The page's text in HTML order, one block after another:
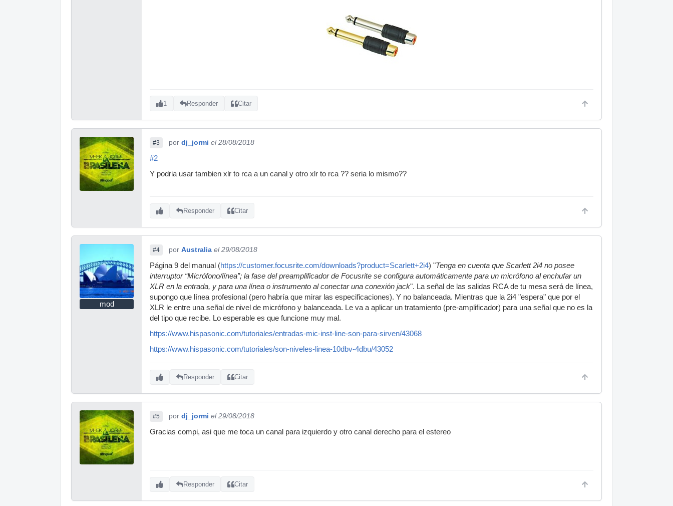
1 Responder Citar
#3 por dj_jormi el 28/08/2018
#2
Y podria usar tambien xlr to rca a un canal y otro xlr to rca ?? seria lo mismo??
Responder Citar
mod
#4 por Australia el 29/08/2018
Página 9 del manual (https://customer.focusrite.com/downloads?product=Scarlett+2i4) "Tenga en cuenta que Scarlett 2i4 no posee
interruptor “Micrófono/línea”; la fase del preamplificador de Focusrite se configura automáticamente para un micrófono al enchufar un
XLR en la entrada, y para una línea o instrumento al conectar una conexión jack". La señal de las salidas RCA de tu mesa será de línea,
supongo que línea profesional (pero habría que mirar las especificaciones). Y no balanceada. Mientras que la 2i4 "espera" que por el
XLR le entre una señal de nivel de micrófono y balanceada. Le va a aplicar un tratamiento (pre-amplificador) para una señal que no es la
del tipo que recibe. Lo esperable es que funcione muy mal.
https://www.hispasonic.com/tutoriales/entradas-mic-inst-line-son-para-sirven/43068
https://www.hispasonic.com/tutoriales/son-niveles-linea-10dbv-4dbu/43052
Responder Citar
#5 por dj_jormi el 29/08/2018
Gracias compi, asi que me toca un canal para izquierdo y otro canal derecho para el estereo
Responder Citar